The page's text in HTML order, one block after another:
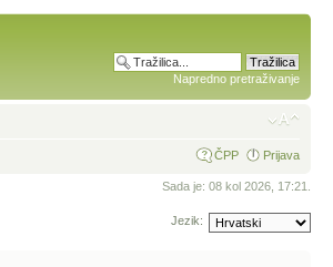
Napredno pretraživanje
ČPP Prijava
Sada je: 08 kol 2026, 17:21.
Jezik: